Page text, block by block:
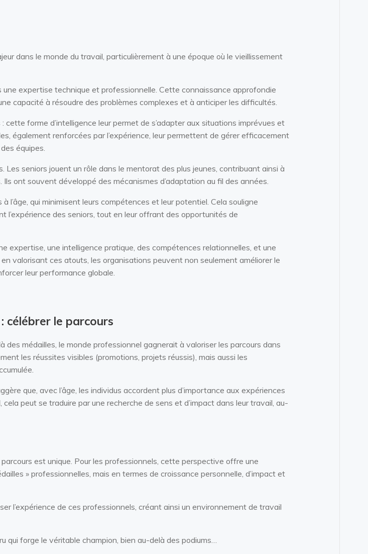
dans le monde du travail, particulièrement à une époque où le vieillissement
expertise technique et professionnelle. Cette connaissance approfondie
capacité à résoudre des problèmes complexes et à anticiper les difficultés.
cette forme d’intelligence leur permet de s’adapter aux situations imprévues et
également renforcées par l’expérience, leur permettent de gérer efficacement
équipes.
seniors jouent un rôle dans le mentorat des plus jeunes, contribuant ainsi à
ont souvent développé des mécanismes d’adaptation au fil des années.
qui minimisent leurs compétences et leur potentiel. Cela souligne
l’expérience des seniors, tout en leur offrant des opportunités de
expertise, une intelligence pratique, des compétences relationnelles, et une
valorisant ces atouts, les organisations peuvent non seulement améliorer le
leur performance globale.
célébrer le parcours
des médailles, le monde professionnel gagnerait à valoriser les parcours dans
les réussites visibles (promotions, projets réussis), mais aussi les
que, avec l’âge, les individus accordent plus d’importance aux expériences
peut se traduire par une recherche de sens et d’impact dans leur travail, au-
est unique. Pour les professionnels, cette perspective offre une
» professionnelles, mais en termes de croissance personnelle, d’impact et
l’expérience de ces professionnels, créant ainsi un environnement de travail
qui forge le véritable champion, bien au-delà des podiums…